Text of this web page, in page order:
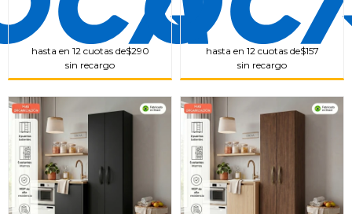
hasta en 12 cuotas de$290
sin recargo
hasta en 12 cuotas de$157
sin recargo